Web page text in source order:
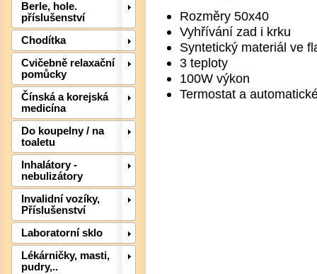
Berle, hole.
příslušenství
Chodítka
Cvičebně relaxační
pomůcky
Čínská a korejská
medicína
Do koupelny / na
toaletu
Inhalátory -
nebulizátory
Invalidní vozíky,
Příslušenství
Laboratorní sklo
Lékárničky, masti,
pudry,..
Rozměry 50x40
Vyhřívání zad i krku
Syntetický materiál ve
3 teploty
100W výkon
Termostat a